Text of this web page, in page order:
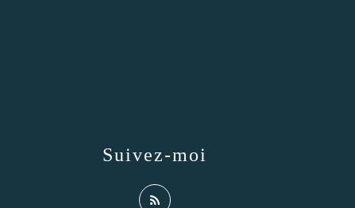
Suivez-moi